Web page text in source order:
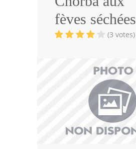
Volailles
Cuisines Orientales
Recettes marocaine
Cuisine Algérienne
Cuisine Tunisienne
Cuisine Juive
fèves séchées
(3 votes)